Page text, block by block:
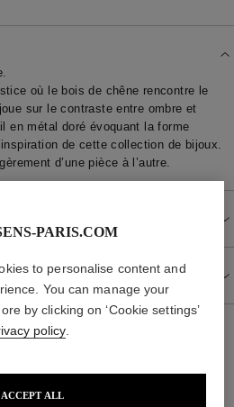
où le bois de chêne rencontre le
joue sur le contraste entre ombre et
en métal doré évoquant la forme
de cette collection de bijoux.
d’une pièce à l’autre.
PARIS.COM
to personalise content and
You can manage your
by clicking on ‘Cookie settings’
policy.
ACCEPT ALL